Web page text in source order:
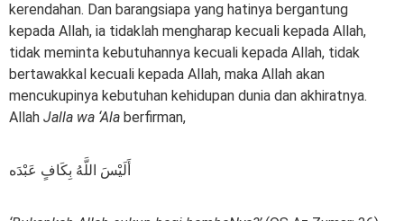
kerendahan. Dan barangsiapa yang hatinya bergantung
kepada Allah, ia tidaklah mengharap kecuali kepada Allah,
tidak meminta kebutuhannya kecuali kepada Allah, tidak
bertawakkal kecuali kepada Allah, maka Allah akan
mencukupinya kebutuhan kehidupan dunia dan akhiratnya.
Allah Jalla wa ‘Ala berfirman,
أَلَيْسَ اللَّهُ بِكَافٍ عَبْدَه